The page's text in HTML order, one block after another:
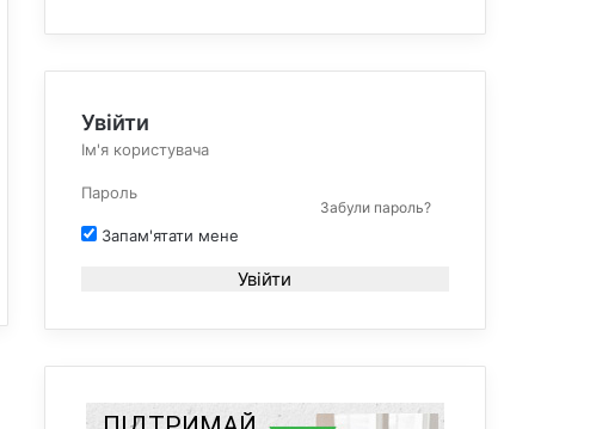
Увійти
Забули пароль?
Запам'ятати мене
Увійти